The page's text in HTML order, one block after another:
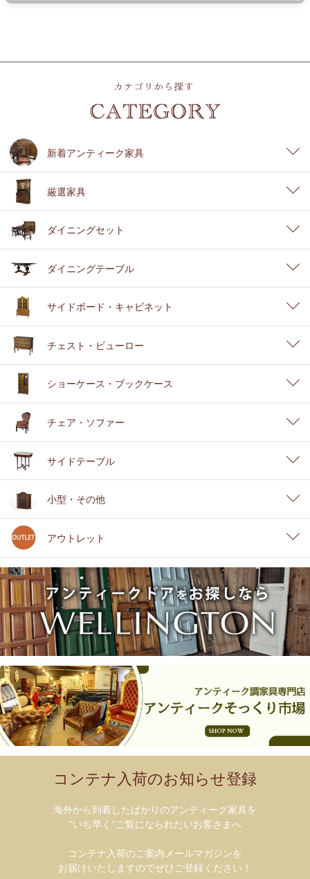
新着アンティーク家具
厳選家具
ダイニングセット
ダイニングテーブル
サイドボード・キャビネット
チェスト・ビューロー
ショーケース・ブックケース
チェア・ソファー
サイドテーブル
小型・その他
アウトレット
コンテナ入荷のお知らせ登録
海外から到着したばかりのアンティーク家具を
”いち早く”ご覧になられたいお客さまへ
コンテナ入荷のご案内メールマガジンを
お届けいたしますのでぜひご登録ください！